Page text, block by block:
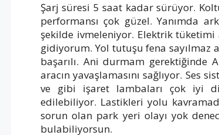
Şarj süresi 5 saat kadar sürüyor.
performansı çok güzel. Yanımda
şekilde ivmeleniyor. Elektrik
gidiyorum. Yol tutuşu fena sayılmaz
başarılı. Ani durmam gerektiğinde
aracın yavaşlamasını sağlıyor. Ses
ve gibi işaret lambaları çok iyi
edilebiliyor. Lastikleri yolu
sorun olan park yeri olayı yok
bulabiliyorsun.